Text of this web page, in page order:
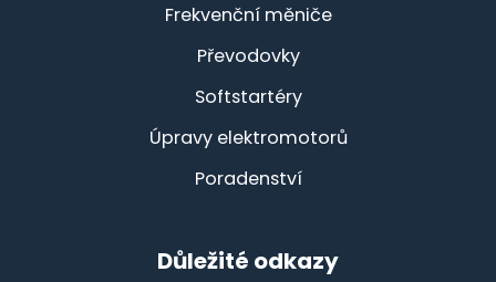
Frekvenční měniče
Převodovky
Softstartéry
Úpravy elektromotorů
Poradenství
Důležité odkazy